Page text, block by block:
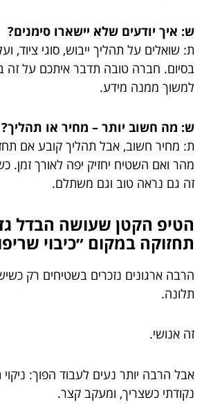
ש: איך יודעים שלא יישארו סימנים?
ת: שואלים על תהליך ייבוש, סוגי ציוד,
בסיום. חברה טובה תדבר איתכם על זה
למשוך ממנה מידע.
ש: מה חשוב יותר – מחיר או תהליך?
ת: מחיר חשוב, אבל תהליך קובע אם
מהר ואם השטיח יחזיק יפה לאורך זמן.
זה גם נראה טוב וגם משתלם.
הטיפ הקטן שעושה הבדל
תחזוקה במקום ״כיבוי
הרבה ארגונים נזכרים בשטיחים רק
תלונה.
זה אנושי.
אבל הרבה יותר נעים לעבוד הפוך: ניקוי
נקודתי כשצריך, ומעקב קצר.